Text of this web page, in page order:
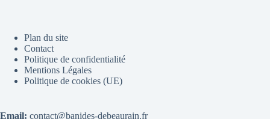
Plan du site
Contact
Politique de confidentialité
Mentions Légales
Politique de cookies (UE)
Email: contact@banides-debeaurain.fr